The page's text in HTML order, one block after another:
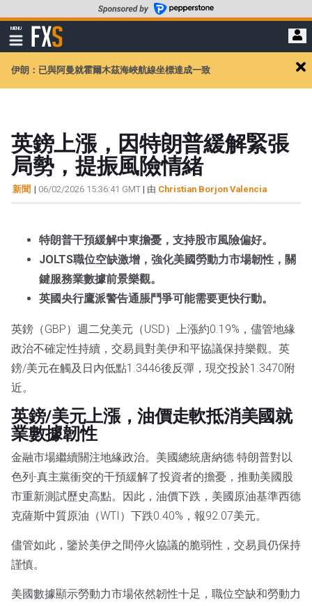
至
要
MENU
顯
示
航
FXStreet
伊朗：已與阿曼就霍爾木茲海峽航線坐標達成一致
英鎊上漲，因特朗普緩解緊張
局勢，提振風險情緒
新聞 | 06/02/2026 15:36:41 GMT | 由 Christian Borjon Valencia
特朗普干預緩解中東擔憂，支持股市風險偏好。
JOLTS職位空缺激增，強化美國勞動力市場韌性，關
鍵服務業數據前景樂觀。
英國央行鷹派警告通脹鬥爭可能需要更快行動。
英鎊（GBP）週二兌美元（USD）上漲約0.19%，儘管地緣
政治不確定性持續，交易員對美伊和平協議保持樂觀。英
鎊/美元在觸及日內低點1.3446後反彈，現交投於1.3470附
近。
英鎊/美元上漲，油價走軟抵消美國就
業數據韌性
金融市場繼續關注地緣政治。美國總統唐納德·特朗普對以
色列-真主黨衝突的干預緩解了投資者的擔憂，推動美國股
市重新測試歷史高點。因此，油價下跌，美國原油基準西德
克薩斯中質原油（WTI）下跌0.40%，報92.07美元。
儘管如此，鑒於美伊之間停火協議的脆弱性，交易員仍保持
謹慎。
美國數據顯示勞動力市場依然韌性十足，職位空缺和勞動力